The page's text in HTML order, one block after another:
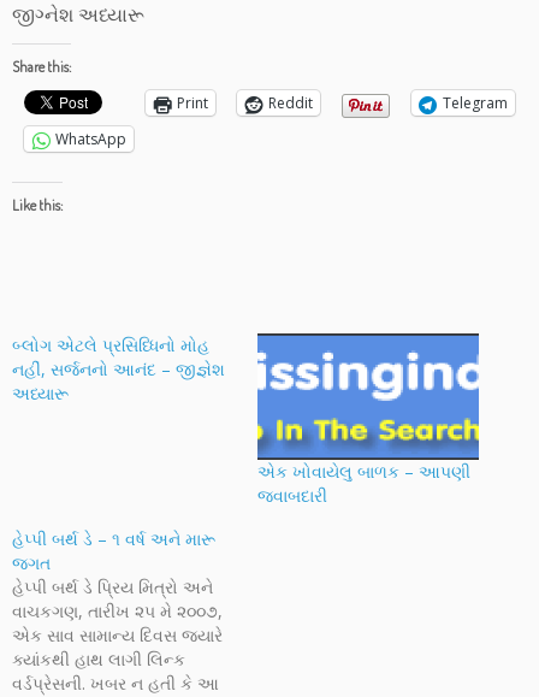
જીગ્નેશ અધ્યારૂ
Share this:
Print Reddit
Telegram
WhatsApp
Like this:
બ્લોગ એટલે પ્રસિધ્ધિનો મોહ
નહીં, સર્જનનો આનંદ – જીજ્ઞેશ
અધ્યારૂ
એક ખોવાયેલુ બાળક – આપણી
જવાબદારી
હેપ્પી બર્થ ડે – ૧ વર્ષ અને મારૂ
જગત
હેપ્પી બર્થ ડે પ્રિય મિત્રો અને
વાચકગણ, તારીખ ૨૫ મે ૨૦૦૭,
એક સાવ સામાન્ય દિવસ જ્યારે
ક્યાંકથી હાથ લાગી લિન્ક
વર્ડપ્રેસની. ખબર ન હતી કે આ